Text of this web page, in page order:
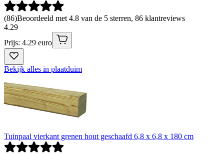
(86)Beoordeeld met 4.8 van de 5 sterren, 86 klantreviews
4.29
Prijs: 4.29 euro
Bekijk alles in plaatduim
Tuinpaal vierkant grenen hout geschaafd 6,8 x 6,8 x 180 cm